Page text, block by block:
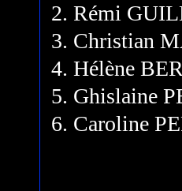
2. Rémi
3. Christian
4. Hélène
5. Ghislaine
6. Caroline